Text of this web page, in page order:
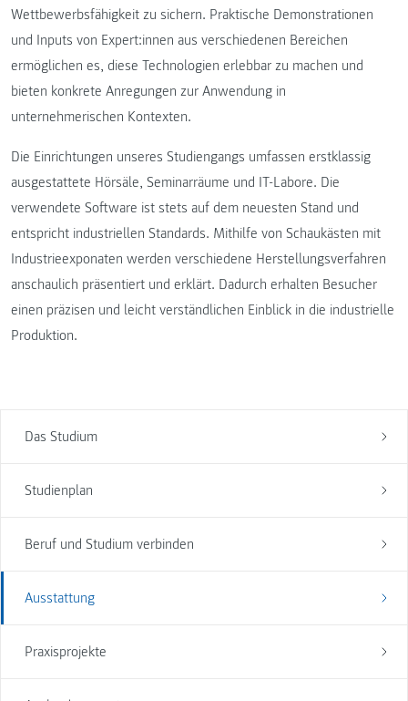
Das Studium
Studienplan
Beruf und Studium verbinden
Ausstattung
Praxisprojekte
Wettbewerbsfähigkeit zu sichern. Praktische Demonstrationen
und Inputs von Expert:innen aus verschiedenen Bereichen
ermöglichen es, diese Technologien erlebbar zu machen und
bieten konkrete Anregungen zur Anwendung in
unternehmerischen Kontexten.
Die Einrichtungen unseres Studiengangs umfassen erstklassig
ausgestattete Hörsäle, Seminarräume und IT-Labore. Die
verwendete Software ist stets auf dem neuesten Stand und
entspricht industriellen Standards. Mithilfe von Schaukästen mit
Industrieexponaten werden verschiedene Herstellungsverfahren
anschaulich präsentiert und erklärt. Dadurch erhalten Besucher
einen präzisen und leicht verständlichen Einblick in die industrielle
Produktion.